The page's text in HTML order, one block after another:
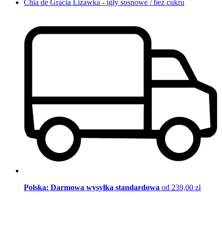
Chia de Gracia Lizawka - igły sosnowe / bez cukru
Polska: Darmowa wysyłka standardowa od 239,00 zł